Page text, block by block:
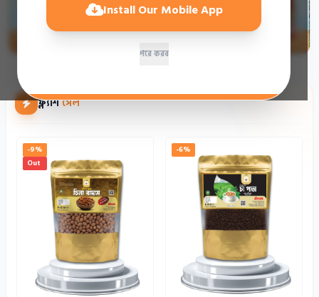
ফ্ল্যাশসেল
-9%
Out
-6%
Install Our Mobile App
পরে করব